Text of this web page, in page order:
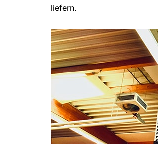
liefern.